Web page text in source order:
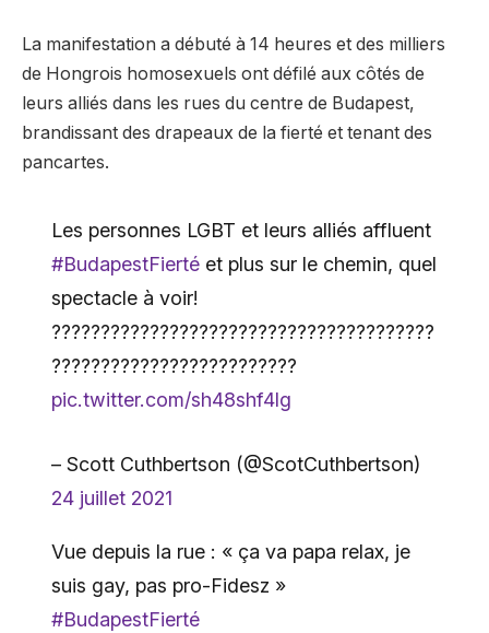
La manifestation a débuté à 14 heures et des milliers
de Hongrois homosexuels ont défilé aux côtés de
leurs alliés dans les rues du centre de Budapest,
brandissant des drapeaux de la fierté et tenant des
pancartes.
Les personnes LGBT et leurs alliés affluent
#BudapestFiertéet plus sur le chemin, quel
spectacle à voir!
????️‍????????????????️‍????????????????️‍???
?????????????️‍????????????
pic.twitter.com/sh48shf4lg
– Scott Cuthbertson (@ScotCuthbertson)
24 juillet 2021
Vue depuis la rue : « ça va papa relax, je
suis gay, pas pro-Fidesz »
#BudapestFierté